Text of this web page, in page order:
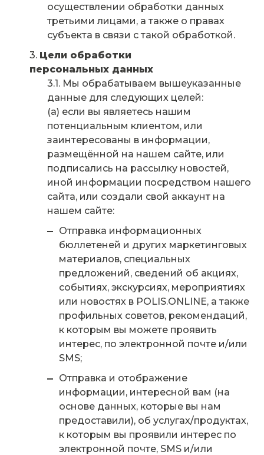
осуществлении обработки данных
третьими лицами, а также о правах
субъекта в связи с такой обработкой.
Цели обработки
персональных данных
Мы обрабатываем вышеуказанные
данные для следующих целей:
(а) если вы являетесь нашим
потенциальным клиентом, или
заинтересованы в информации,
размещённой на нашем сайте, или
подписались на рассылку новостей,
иной информации посредством нашего
сайта, или создали свой аккаунт на
нашем сайте:
Отправка информационных
бюллетеней и других маркетинговых
материалов, специальных
предложений, сведений об акциях,
событиях, экскурсиях, мероприятиях
или новостях в POLIS.ONLINE, а также
профильных советов, рекомендаций,
к которым вы можете проявить
интерес, по электронной почте и/или
SMS;
Отправка и отображение
информации, интересной вам (на
основе данных, которые вы нам
предоставили), об услугах/продуктах,
к которым вы проявили интерес по
электронной почте, SMS и/или